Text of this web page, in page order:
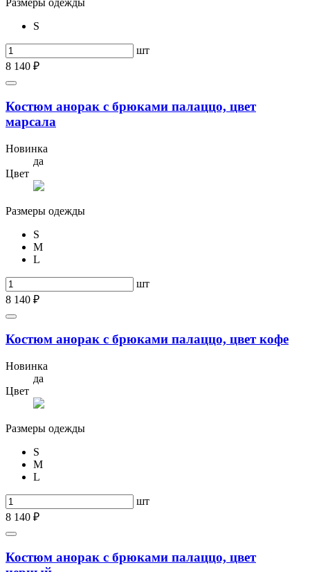
Размеры одежды
S
шт
8 140 ₽
Костюм анорак с брюками палаццо, цвет
марсала
Новинка
да
Цвет
Размеры одежды
S
M
L
шт
8 140 ₽
Костюм анорак с брюками палаццо, цвет кофе
Новинка
да
Цвет
Размеры одежды
S
M
L
шт
8 140 ₽
Костюм анорак с брюками палаццо, цвет